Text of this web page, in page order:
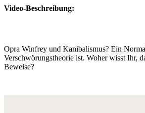
Video-Beschreibung:
Opra Winfrey und Kanibalismus? Ein
Verschwörungstheorie ist. Woher wisst Ihr,
Beweise?